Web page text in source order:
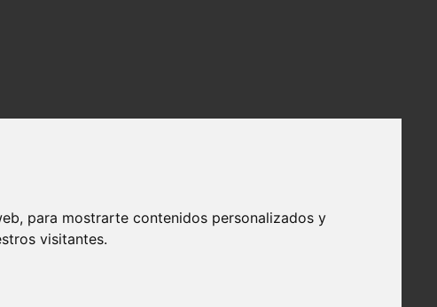
para mostrarte contenidos personalizados y
visitantes.